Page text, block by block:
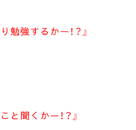
勉強するかー！？』
と聞くかー！？』